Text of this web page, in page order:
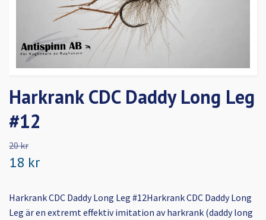
Harkrank CDC Daddy Long Leg
#12
20 kr
18 kr
Harkrank CDC Daddy Long Leg #12Harkrank CDC Daddy Long
Leg är en extremt effektiv imitation av harkrank (daddy long